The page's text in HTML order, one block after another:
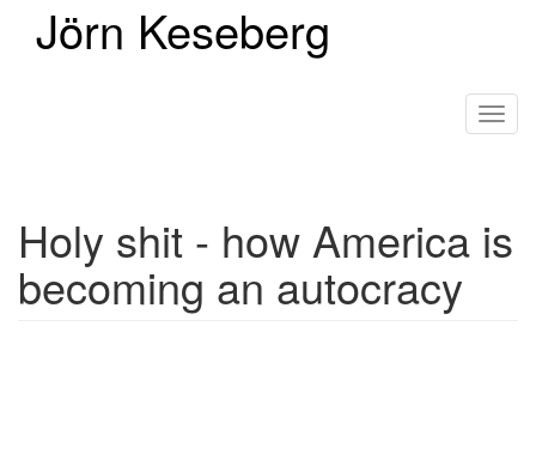
Jörn Keseberg
Holy shit - how America is
becoming an autocracy